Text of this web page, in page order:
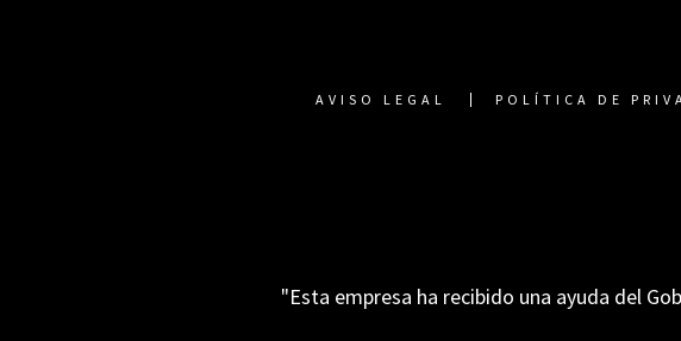
AVISO LEGAL POLÍTICA DE
"Esta empresa ha recibido una ayuda del